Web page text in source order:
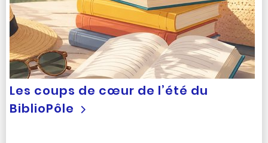
Les coups de cœur de l’été du
BiblioPôle